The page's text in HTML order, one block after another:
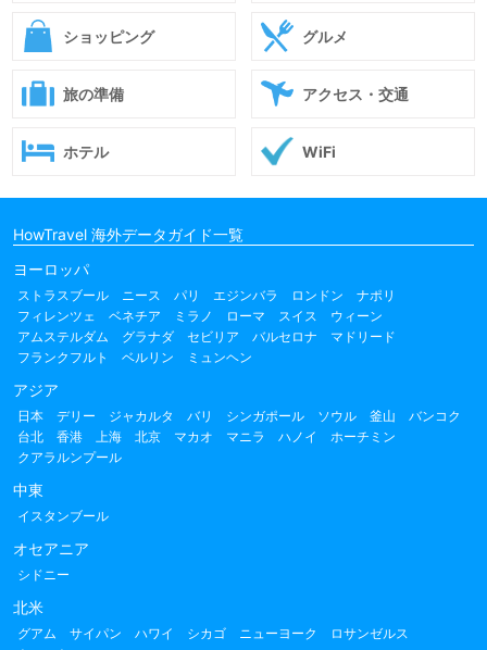
ショッピング グルメ
旅の準備 アクセス・交通
ホテル WiFi
HowTravel 海外データガイド一覧
ヨーロッパ
ストラスブール ニース パリ エジンバラ ロンドン
ナポリ
フィレンツェ
ベネチア ミラノ ローマ スイス
ウィーン
アムステルダム
グラナダ セビリア バルセロナ
マドリード
フランクフルト
ベルリン ミュンヘン
アジア
日本 デリー ジャカルタ バリ シンガポール ソウル 釜山
バンコク
台北
香港 上海 北京 マカオ マニラ ハノイ
ホーチミン
クアラルンプール
中東
イスタンブール
オセアニア
シドニー
北米
グアム サイパン ハワイ シカゴ ニューヨーク
ロサンゼルス